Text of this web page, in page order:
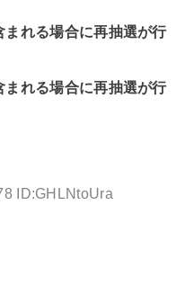
れる場合に再抽選が行
れる場合に再抽選が行
ID:GHLNtoUra